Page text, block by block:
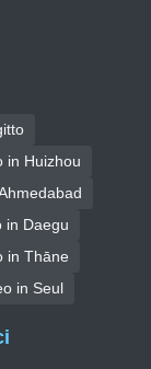
Huizhou
Daegu
Thāne
in Seul